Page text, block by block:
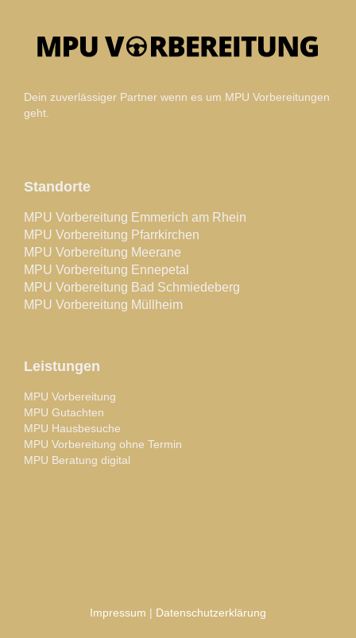
Dein zuverlässiger Partner wenn es um MPU Vorbereitungen
geht.
Standorte
MPU Vorbereitung Emmerich am Rhein
MPU Vorbereitung Pfarrkirchen
MPU Vorbereitung Meerane
MPU Vorbereitung Ennepetal
MPU Vorbereitung Bad Schmiedeberg
MPU Vorbereitung Müllheim
Leistungen
MPU Vorbereitung
MPU Gutachten
MPU Hausbesuche
MPU Vorbereitung ohne Termin
MPU Beratung digital
Impressum Datenschutzerklärung